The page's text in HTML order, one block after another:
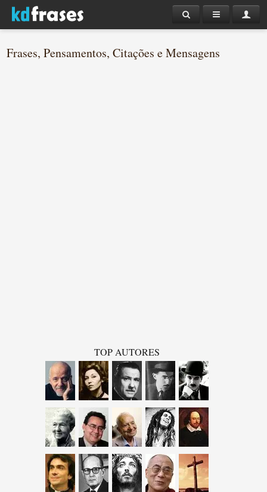
Frases, Pensamentos, Citações e Mensagens
TOP AUTORES